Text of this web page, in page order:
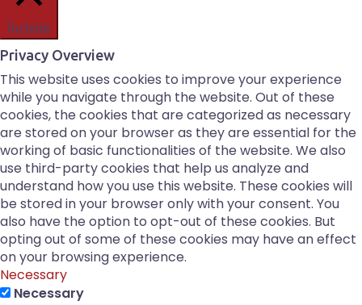
Închide
Privacy Overview
This website uses cookies to improve your experience
while you navigate through the website. Out of these
cookies, the cookies that are categorized as necessary
are stored on your browser as they are essential for the
working of basic functionalities of the website. We also
use third-party cookies that help us analyze and
understand how you use this website. These cookies will
be stored in your browser only with your consent. You
also have the option to opt-out of these cookies. But
opting out of some of these cookies may have an effect
on your browsing experience.
Necessary
Necessary